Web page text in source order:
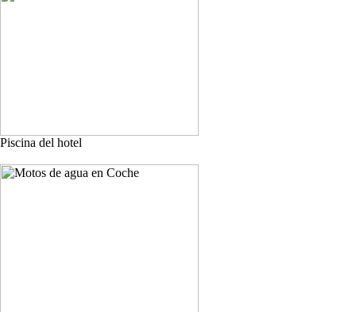
Piscina del hotel